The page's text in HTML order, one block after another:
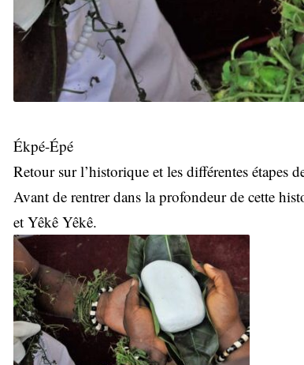
Ékpé-Épé
Retour sur l’historique et les différentes étapes
Avant de rentrer dans la profondeur de cette
et Yêkê Yêkê.